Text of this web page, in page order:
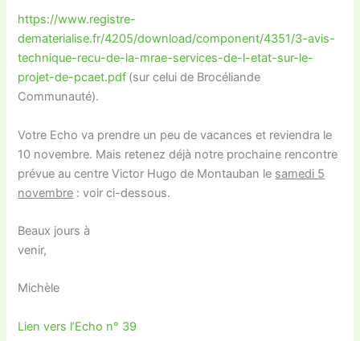
https://www.registre-
dematerialise.fr/4205/download/component/4351/3-avis-
technique-recu-de-la-mrae-services-de-l-etat-sur-le-
projet-de-pcaet.pdf (sur celui de Brocéliande
Communauté).
Votre Echo va prendre un peu de vacances et reviendra le
10 novembre. Mais retenez déjà notre prochaine rencontre
prévue au centre Victor Hugo de Montauban le samedi 5
novembre : voir ci-dessous.
Beaux jours à
venir,
Michèle
Lien vers l’Echo n° 39